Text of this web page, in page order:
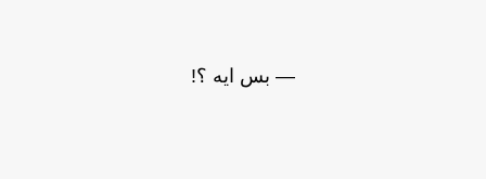
— بس ايه ؟!